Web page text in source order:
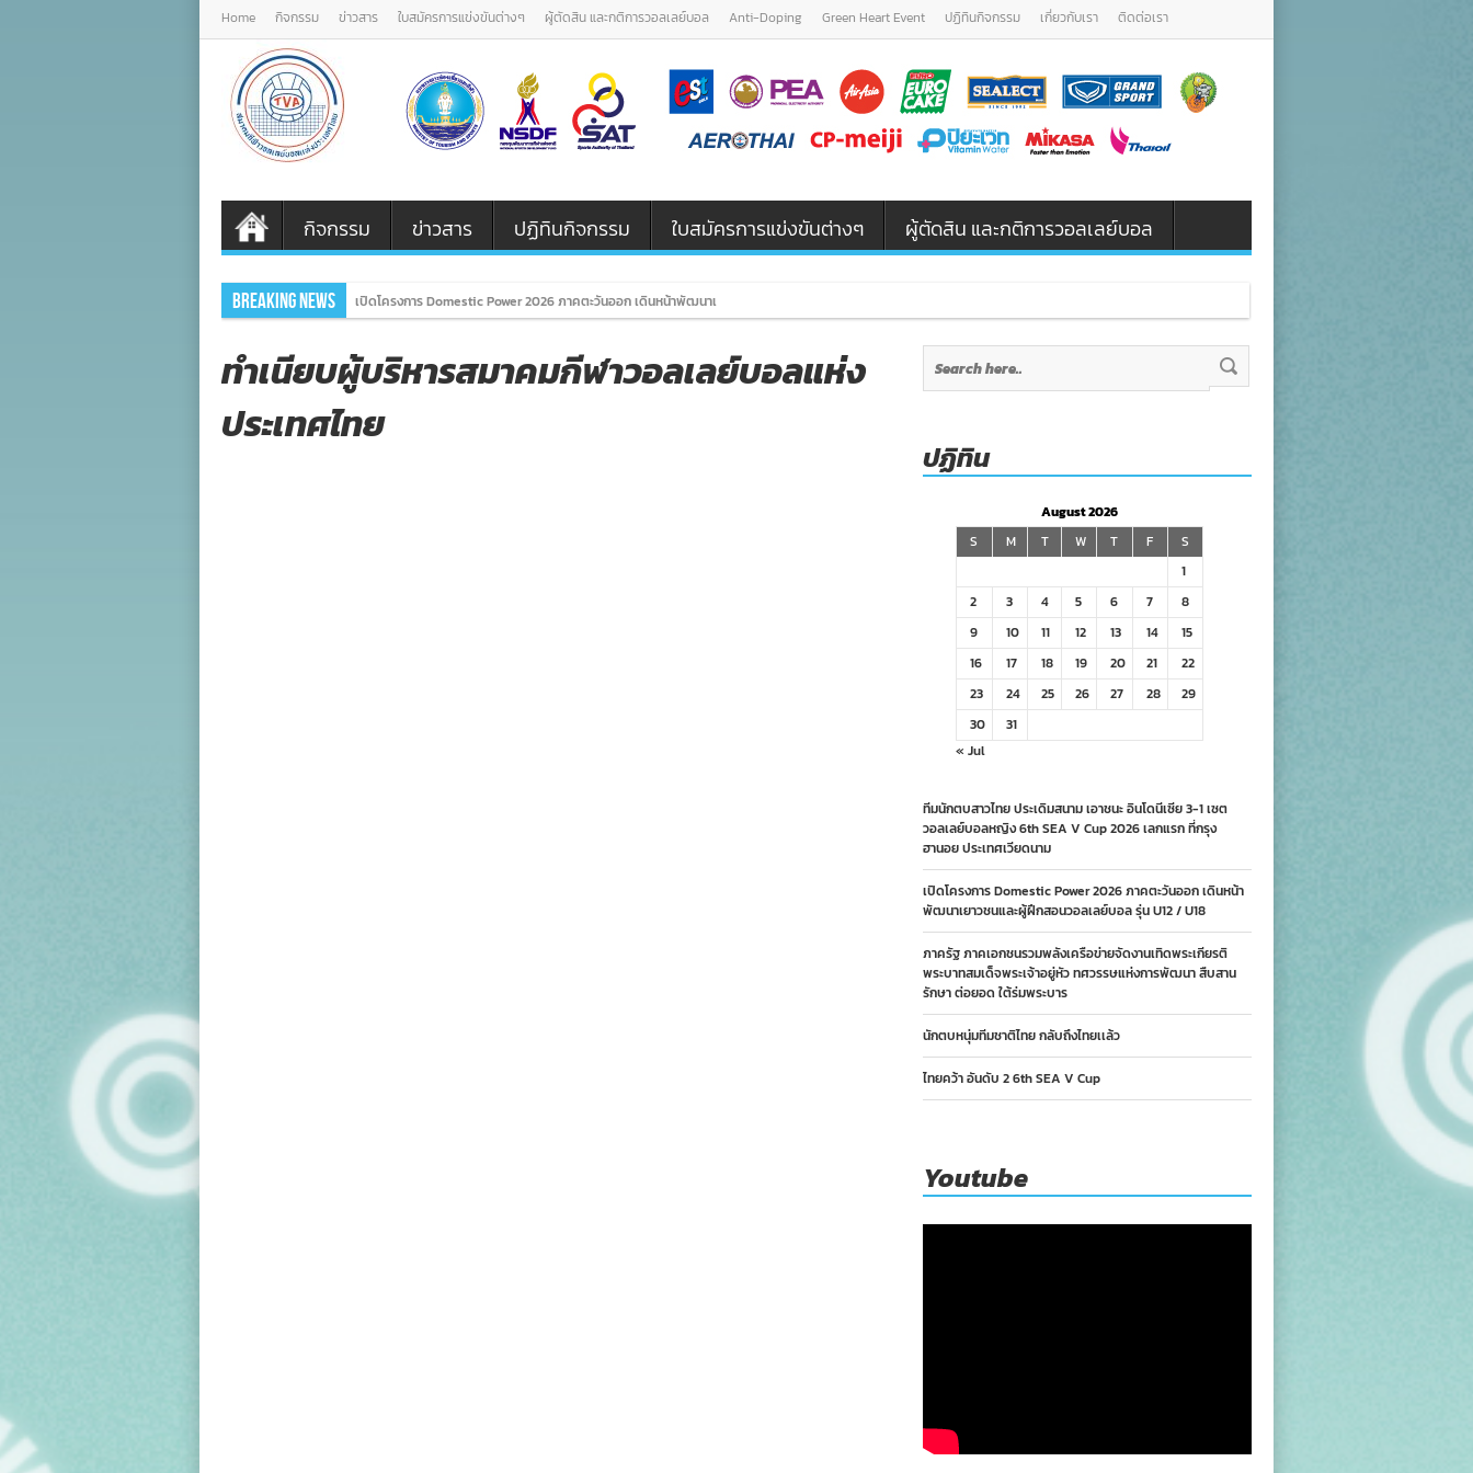
Home กิจกรรม ข่าวสาร ใบสมัครการแข่งขันต่างๆ ผู้ตัดสิน และกติการวอลเลย์บอล Anti-Doping Green Heart Event ปฏิทินกิจกรรม เกี่ยวกับเรา ติดต่อเรา
กิจกรรม ข่าวสาร ปฏิทินกิจกรรม ใบสมัครการแข่งขันต่างๆ ผู้ตัดสิน และกติการวอลเลย์บอล
Breaking News เปิดโครงการ Domestic Power 2026 ภาคตะวันออก เดินหน้าพัฒนาเยาวชนและผู้ฝึกสอนวอลเลย์บอล รุ
ทำเนียบผู้บริหารสมาคมกีฬาวอลเลย์บอลแห่ง
ประเทศไทย
ปฏิทิน
August 2026
S
M T W T F
S
1
2
3 4 5 6 7
8
9
10 11 12 13 14
15
16
17 18 19 20 21
22
23
24 25 26 27 28
29
30
31
« Jul
ทีมนักตบสาวไทย ประเดิมสนาม เอาชนะ อินโดนีเซีย 3-1 เซต
วอลเลย์บอลหญิง 6th SEA V Cup 2026 เลกแรก ที่กรุง
ฮานอย ประเทศเวียดนาม
เปิดโครงการ Domestic Power 2026 ภาคตะวันออก เดินหน้า
พัฒนาเยาวชนและผู้ฝึกสอนวอลเลย์บอล รุ่น U12 / U18
ภาครัฐ ภาคเอกชนรวมพลังเครือข่ายจัดงานเทิดพระเกียรติ
พระบาทสมเด็จพระเจ้าอยู่หัว ทศวรรษแห่งการพัฒนา สืบสาน
รักษา ต่อยอด ใต้ร่มพระบาร
นักตบหนุ่มทีมชาติไทย กลับถึงไทยเเล้ว
ไทยคว้า อันดับ 2 6th SEA V Cup
Youtube